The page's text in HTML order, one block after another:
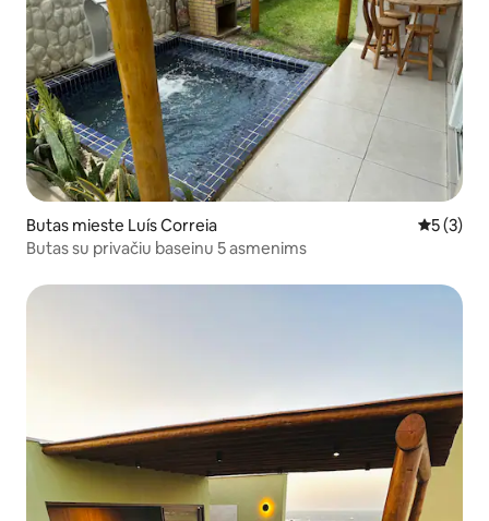
Butas mieste Luís Correia Vidutinis
5 (3)
Butas su privačiu baseinu 5 asmenims